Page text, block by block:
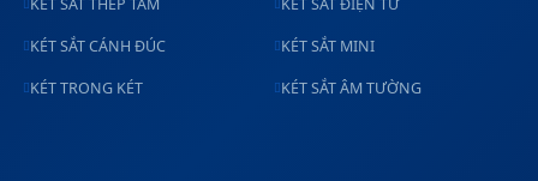
KÉT SẮT THÉP TẤM KÉT SẮT ĐIỆN TỬ
KÉT SẮT CÁNH ĐÚC KÉT SẮT MINI
KÉT TRONG KÉT KÉT SẮT ÂM TƯỜNG